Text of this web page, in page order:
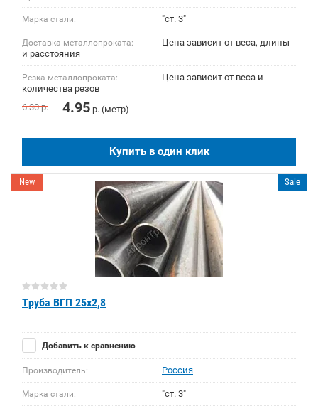
Марка стали: "ст. 3"
Доставка металлопроката:
Цена зависит от веса, длины
и расстояния
Резка металлопроката:
Цена зависит от веса и
количества резов
6.30р. 4.95 р. (метр)
Купить в один клик
New Sale
Труба ВГП 25х2,8
Добавить к сравнению
Производитель: Россия
Марка стали: "ст. 3"